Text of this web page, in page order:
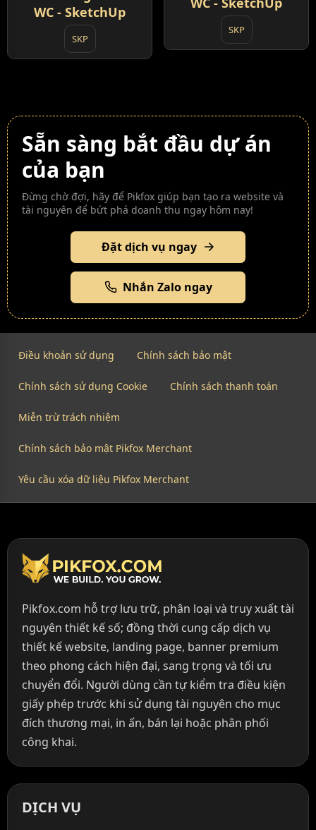
WC - SketchUp
SKP
SKP
Sẵn sàng bắt đầu dự án
của bạn
Đừng chờ đợi, hãy để Pikfox giúp bạn tạo ra website và
tài nguyên để bứt phá doanh thu ngay hôm nay!
Đặt dịch vụ ngay
Nhắn Zalo ngay
Điều khoản sử dụng Chính sách bảo mật
Chính sách sử dụng Cookie Chính sách thanh toán
Miễn trừ trách nhiệm
Chính sách bảo mật Pikfox Merchant
Yêu cầu xóa dữ liệu Pikfox Merchant
Pikfox.com hỗ trợ lưu trữ, phân loại và truy xuất tài
nguyên thiết kế số; đồng thời cung cấp dịch vụ
thiết kế website, landing page, banner premium
theo phong cách hiện đại, sang trọng và tối ưu
chuyển đổi. Người dùng cần tự kiểm tra điều kiện
giấy phép trước khi sử dụng tài nguyên cho mục
đích thương mại, in ấn, bán lại hoặc phân phối
công khai.
DỊCH VỤ